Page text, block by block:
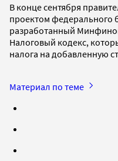
В конце сентября
проектом федерального
разработанный
Налоговый кодекс,
налога на добавленную
Материал по теме